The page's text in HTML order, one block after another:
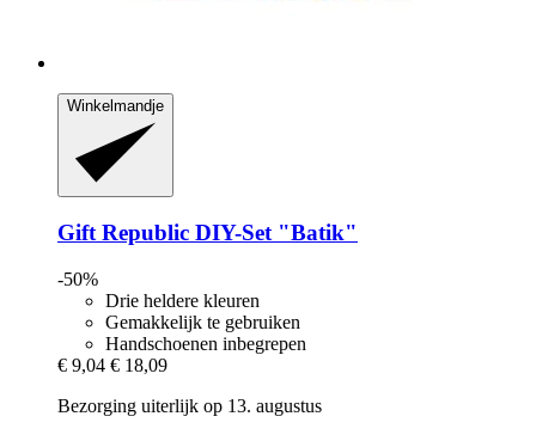
Winkelmandje
Gift Republic DIY-​Set "Batik"
-50%
Drie heldere kleuren
Gemakkelijk te gebruiken
Handschoenen inbegrepen
€ 9,04 € 18,09
Bezorging uiterlijk op 13. augustus